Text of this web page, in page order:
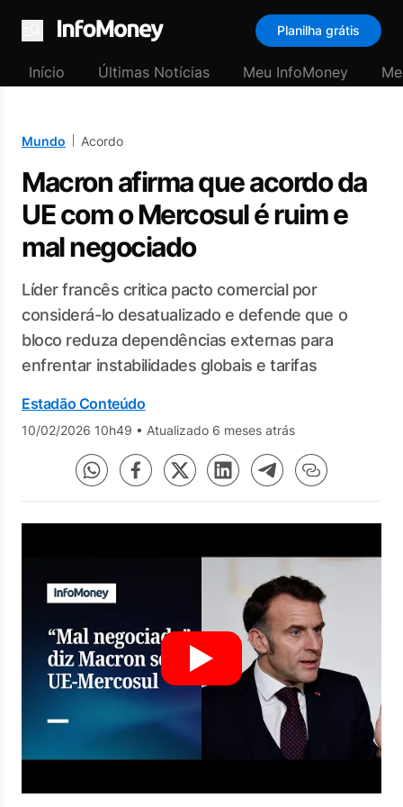
Menu
Planilha grátis
Início Últimas Notícias Meu InfoMoney
Mundo Acordo
Macron afirma que acordo da
UE com o Mercosul é ruim e
mal negociado
Líder francês critica pacto comercial por
considerá-lo desatualizado e defende que o
bloco reduza dependências externas para
enfrentar instabilidades globais e tarifas
Estadão Conteúdo
10/02/2026 10h49 • Atualizado 6 meses atrás